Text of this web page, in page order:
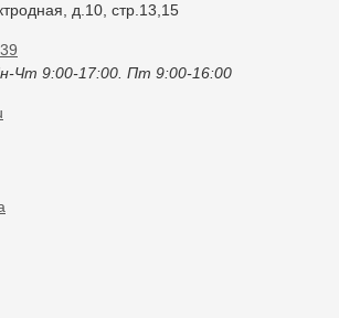
д.10, стр.13,15
Чт 9:00-17:00. Пт 9:00-16:00